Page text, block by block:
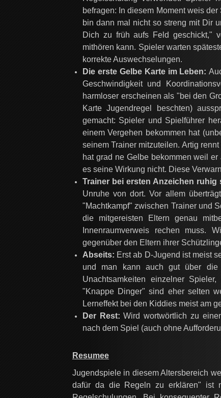
befragen: In diesem Moment weis
bin dann mal nicht so streng mit Dir
Dich zu früh aufs Feld geschickt,"
mithören kann. Spieler warten
korrekte Auswechselungen.
Die erste Gelbe Karte im Leben:
Geschwindigkeit und
harmloser erscheinen als "bei den
Karte Jugendregel beschten)
gemacht: Spieler und Spielführer
einem Vergehen bekommen hat
seinem Trainer mitzuteilen. Artig
hat grad ne Gelbe bekommen weil
es seine Wirkung nicht. Diese
Trainer bei ersten Anzeichen ruhig
Unruhe von dort. Vor allem
"Machtkampf" zwischen Trainer und
die mitgereisten Eltern genau
Innenraumverweis rechen muss.
gegenüber den Eltern ihrer
Abseits:Erst ab D-Jugend ist meist
und man kann auch gut über die
Unachtsamkeiten einzelner
"Knappe Dinger" sind eher selten
Lerneffekt bei den Kiddies meist am
Der Rest:Wird wortwörtlich zu
nach dem Spiel (auch ohne
Resumee
Jugendspiele in diesem Altersbereich
dafür da die Regeln zu erklären" ist